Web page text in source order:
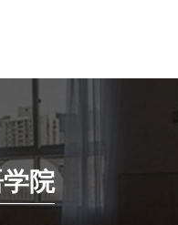
院